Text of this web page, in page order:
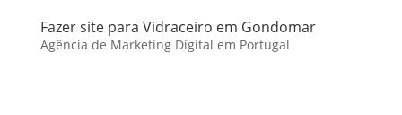
Fazer site para Vidraceiro em Gondomar
Agência de Marketing Digital em Portugal